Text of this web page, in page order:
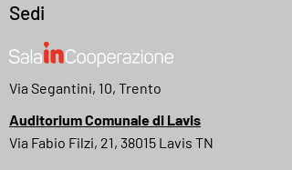
Sedi
Via Segantini, 10, Trento
Auditorium Comunale di Lavis
Via Fabio Filzi, 21, 38015 Lavis TN